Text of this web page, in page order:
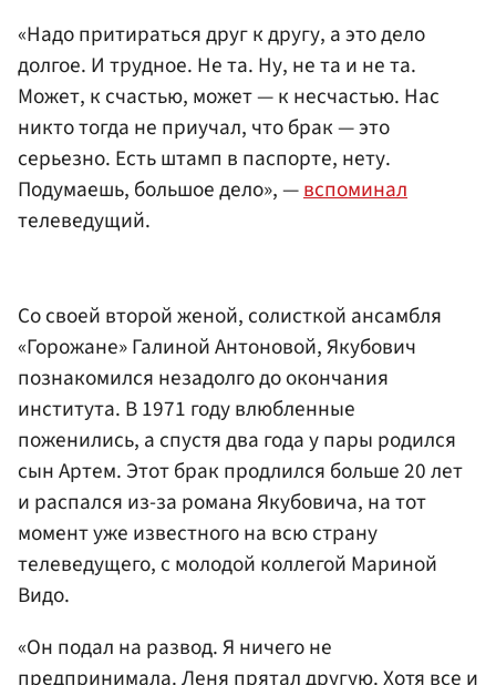
«Надо притираться друг к другу, а это дело
долгое. И трудное. Не та. Ну, не та и не та.
Может, к счастью, может — к несчастью. Нас
никто тогда не приучал, что брак — это
серьезно. Есть штамп в паспорте, нету.
Подумаешь, большое дело», —вспоминал
телеведущий.
Со своей второй женой, солисткой ансамбля
«Горожане» Галиной Антоновой, Якубович
познакомился незадолго до окончания
института. В 1971 году влюбленные
поженились, а спустя два года у пары родился
сын Артем. Этот брак продлился больше 20 лет
и распался из-за романа Якубовича, на тот
момент уже известного на всю страну
телеведущего, с молодой коллегой Мариной
Видо.
«Он подал на развод. Я ничего не
предпринимала. Леня прятал другую. Хотя все и